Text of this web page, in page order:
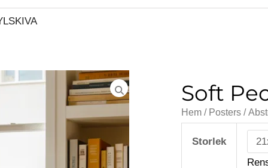
Soft
Hem / Posters /
Storlek
Soft
Peonies